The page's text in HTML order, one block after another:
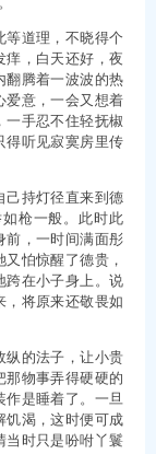
道理，不晓得个
，白天还好，夜
翻腾着一波波的热
爱意，一会又想着
手忍不住轻抚椒
得听见寂寞房里传
持灯径直来到德
枪一般。此时此
前，一时间满面彤
怕惊醒了德贵，
跨在小子身上。说
将原来还敬畏如
的法子，让小贵
物事弄得硬硬的
作是睡着了。一旦
饥渴，这时便可成
当时只是吩咐丫鬟